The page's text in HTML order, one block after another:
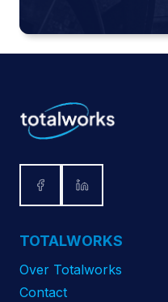
TOTALWORKS
Over Totalworks
Contact